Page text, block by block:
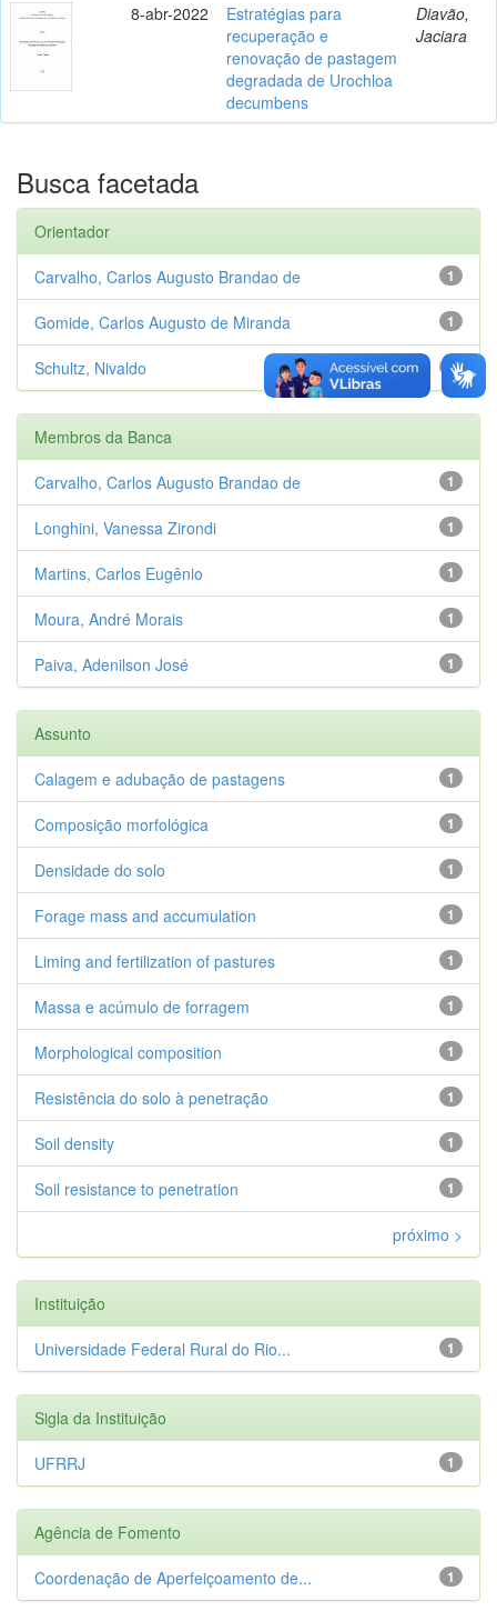
8-abr-2022
Estratégias para
recuperação e
renovação de pastagem
degradada de Urochloa
decumbens
Diavão,
Jaciara
Busca facetada
Orientador
1
Carvalho, Carlos Augusto Brandao de
1
Gomide, Carlos Augusto de Miranda
1
Schultz, Nivaldo
Membros da Banca
1
Carvalho, Carlos Augusto Brandao de
1
Longhini, Vanessa Zirondi
1
Martins, Carlos Eugênio
1
Moura, André Morais
1
Paiva, Adenilson José
Assunto
1
Calagem e adubação de pastagens
1
Composição morfológica
1
Densidade do solo
1
Forage mass and accumulation
1
Liming and fertilization of pastures
1
Massa e acúmulo de forragem
1
Morphological composition
1
Resistência do solo à penetração
1
Soil density
1
Soil resistance to penetration
próximo >
Instituição
1
Universidade Federal Rural do Rio...
Sigla da Instituição
1
UFRRJ
Agência de Fomento
1
Coordenação de Aperfeiçoamento de...